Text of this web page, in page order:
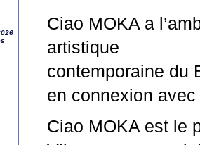
Ciao MOKA a
artistique
contemporaine du
en connexion
Ciao MOKA est le